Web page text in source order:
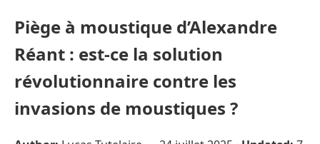
Piège à moustique d’Alexandre
Réant : est-ce la solution
révolutionnaire contre les
invasions de moustiques ?